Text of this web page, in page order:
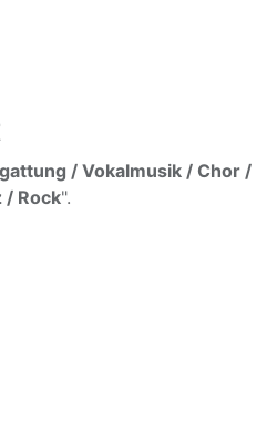
/ Vokalmusik / Chor /
/ Rock".